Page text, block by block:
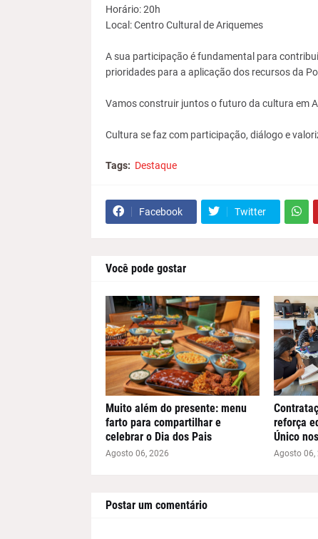
Horário: 20h
Local: Centro Cultural de Ariquemes
A sua participação é fundamental para
prioridades para a aplicação dos recursos da
Vamos construir juntos o futuro da cultura em
Cultura se faz com participação, diálogo e
Tags: Destaque
Facebook Twitter
Você pode gostar
Muito além do presente: menu
farto para compartilhar e
celebrar o Dia dos Pais
Agosto 06, 2026
reforça
Único
Agosto 06,
Postar um comentário